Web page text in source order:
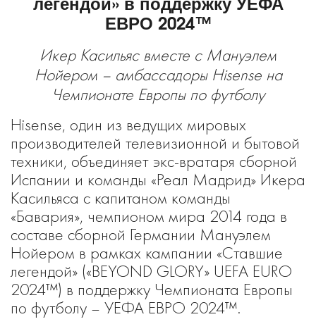
ЕВРО 2024™
Икер Касильяс вместе с Мануэлем
Нойером – амбассадоры Hisense на
Чемпионате Европы по футболу
Hisense, один из ведущих мировых
производителей телевизионной и бытовой
техники, объединяет экс-вратаря сборной
Испании и команды «Реал Мадрид» Икера
Касильяса с капитаном команды
«Бавария», чемпионом мира 2014 года в
составе сборной Германии Мануэлем
Нойером в рамках кампании «Ставшие
легендой» («BEYOND GLORY» UEFA EURO
2024™) в поддержку Чемпионата Европы
по футболу – УЕФА ЕВРО 2024™.